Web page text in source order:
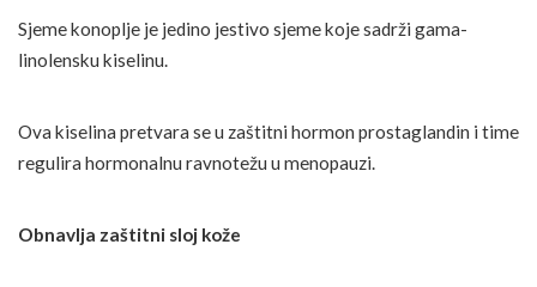
Sjeme konoplje je jedino jestivo sjeme koje sadrži gama-
linolensku kiselinu.
Ova kiselina pretvara se u zaštitni hormon prostaglandin i time
regulira hormonalnu ravnotežu u menopauzi.
Obnavlja zaštitni sloj kože